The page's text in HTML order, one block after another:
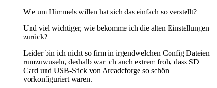
Wie um Himmels willen hat sich das einfach so verstellt?
Und viel wichtiger, wie bekomme ich die alten Einstellungen
zurück?
Leider bin ich nicht so firm in irgendwelchen Config Dateien
rumzuwuseln, deshalb war ich auch extrem froh, dass SD-
Card und USB-Stick von Arcadeforge so schön
vorkonfiguriert waren.